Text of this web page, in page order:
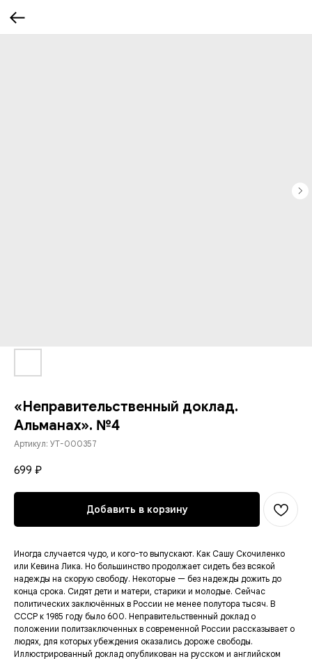
«Неправительственный доклад.
Альманах». №4
Артикул: УТ-000357
699 ₽
Добавить в корзину
Иногда случается чудо, и кого-то выпускают. Как Сашу Скочиленко
или Кевина Лика. Но большинство продолжает сидеть без всякой
надежды на скорую свободу. Некоторые — без надежды дожить до
конца срока. Сидят дети и матери, старики и молодые. Сейчас
политических заключённых в России не менее полутора тысяч. В
СССР к 1985 году было 600. Неправительственный доклад о
положении политзаключенных в современной России рассказывает о
людях, для которых убеждения оказались дороже свободы.
Иллюстрированный доклад опубликован на русском и английском